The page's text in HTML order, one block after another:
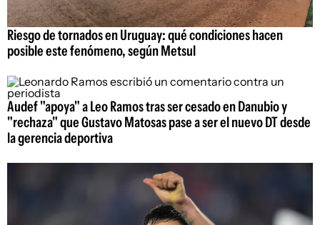
Riesgo de tornados en Uruguay: qué condiciones hacen
posible este fenómeno, según Metsul
Audef "apoya" a Leo Ramos tras ser cesado en Danubio y
"rechaza" que Gustavo Matosas pase a ser el nuevo DT desde
la gerencia deportiva